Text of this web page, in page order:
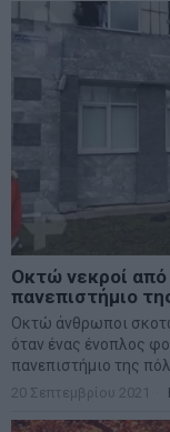
Οκτώ νεκροί
πανεπιστήμιο
Οκτώ άνθρωποι
όταν ένας ένοπλος
πανεπιστήμιο της
20 Σεπτεμβρίου 2021